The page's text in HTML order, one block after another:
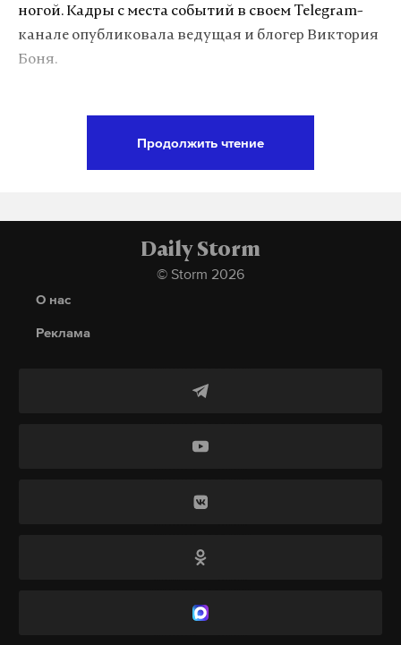
ногой. Кадры с места событий в своем Telegram-
канале опубликовала ведущая и блогер Виктория
Боня.
работает там, где тормозит интернет.
Макс Telegram
Дзен
Семиминутная съемка с дрона, сделанная
Напомним, что на первых съемках с дрона,
альпинистка подавала признаки жизни, в том
Продолжить чтение
Daily Storm
© Storm 2026
О нас
Реклама